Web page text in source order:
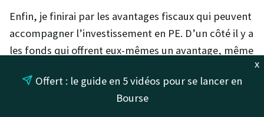
Enfin, je finirai par les avantages fiscaux qui peuvent
accompagner l’investissement en PE. D’un côté il y a
les fonds qui offrent eux-mêmes un avantage, même
performants, donc attention. De l’autre, vous avez
aussi désormais la possibilité d’investir dans des
x
Offert : le guide en 5 vidéos pour se lancer en
Bourse